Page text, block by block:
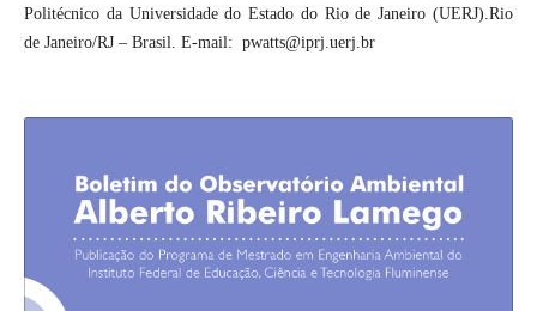
Politécnico da Universidade do Estado do Rio de Janeiro (UERJ).Rio
de Janeiro/RJ – Brasil. E-mail: pwatts@iprj.uerj.br